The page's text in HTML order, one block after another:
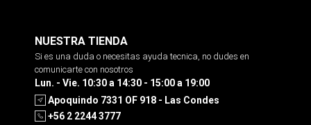
NUESTRA TIENDA
Si es una duda o necesitas ayuda tecnica, no dudes en
comunicarte con nosotros
Lun. - Vie. 10:30 a 14:30 - 15:00 a 19:00
Apoquindo 7331 OF 918 - Las Condes
+56 2 2244 3777